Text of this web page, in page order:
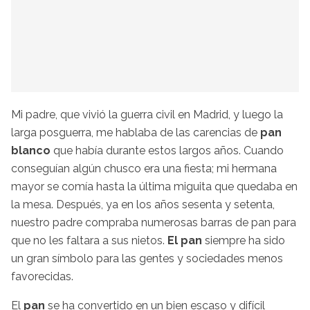
Mi padre, que vivió la guerra civil en Madrid, y luego la
larga posguerra, me hablaba de las carencias de pan
blanco que había durante estos largos años. Cuando
conseguían algún chusco era una fiesta; mi hermana
mayor se comía hasta la última miguita que quedaba en
la mesa. Después, ya en los años sesenta y setenta,
nuestro padre compraba numerosas barras de pan para
que no les faltara a sus nietos. El pan siempre ha sido
un gran símbolo para las gentes y sociedades menos
favorecidas.
El pan se ha convertido en un bien escaso y difícil